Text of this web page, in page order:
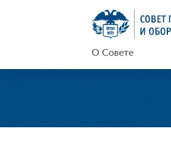
СВОП
О Совете